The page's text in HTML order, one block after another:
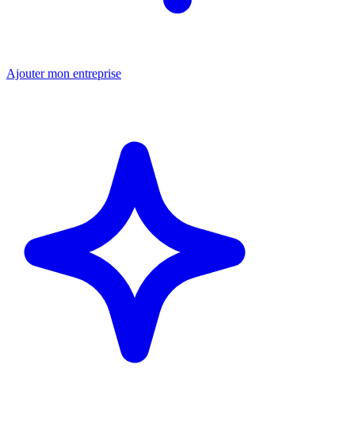
Ajouter mon entreprise